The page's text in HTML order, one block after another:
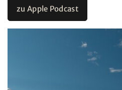
zu Apple Podcast